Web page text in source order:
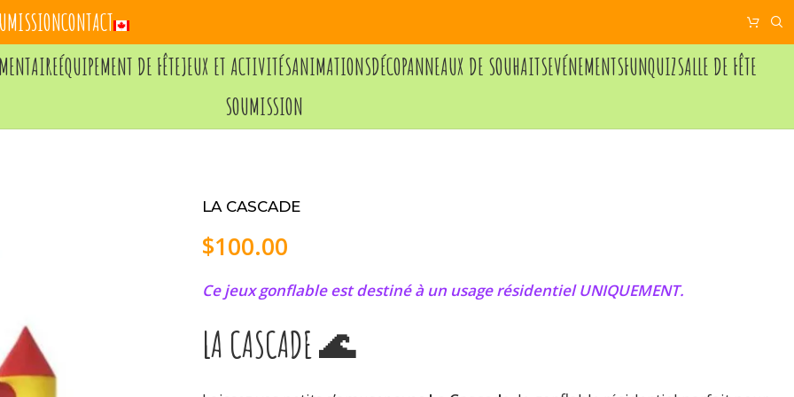
CONTACT
ÉQUIPEMENT DE FÊTEJEUX ET ACTIVITÉSANIMATIONSDÉCOPANNEAUX DE SOUHAITSEVÉNEMENTSFUNQUIZSALLE DE FÊTE
SOUMISSION
LA CASCADE
$100.00
Ce jeux gonflable est destiné à un usage résidentiel UNIQUEMENT.
LA CASCADE 🌊